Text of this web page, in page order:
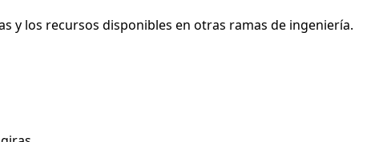
y los recursos disponibles en otras ramas de ingeniería.